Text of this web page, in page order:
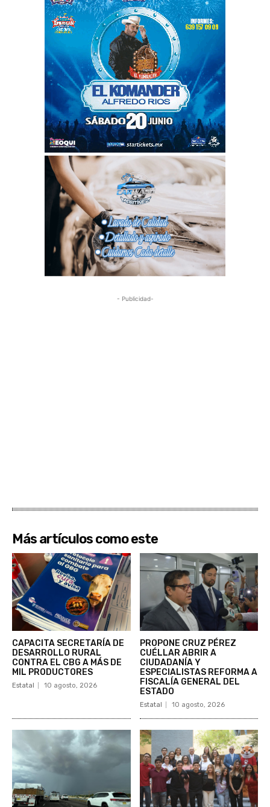
- Publicidad-
Más artículos como este
CAPACITA SECRETARÍA DE
DESARROLLO RURAL
CONTRA EL CBG A MÁS DE
MIL PRODUCTORES
Estatal 10 agosto, 2026
PROPONE CRUZ PÉREZ
CUÉLLAR ABRIR A
CIUDADANÍA Y
ESPECIALISTAS REFORMA A
FISCALÍA GENERAL DEL
ESTADO
Estatal 10 agosto, 2026